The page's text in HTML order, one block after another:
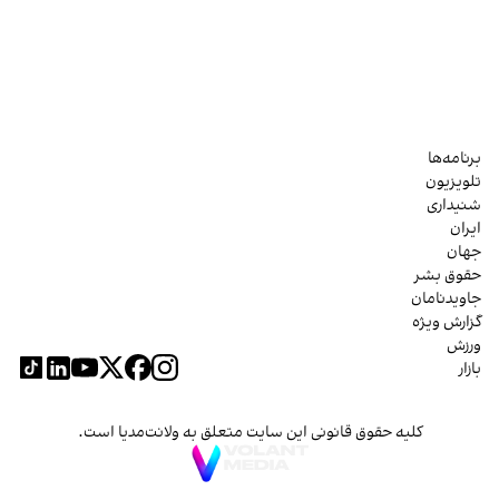
برنامه‌ها
تلویزیون
شنیداری
ایران
جهان
حقوق بشر
جاویدنامان
گزارش ویژه
ورزش
بازار
کلیه حقوق قانونی این سایت متعلق به ولانت‌مدیا است.